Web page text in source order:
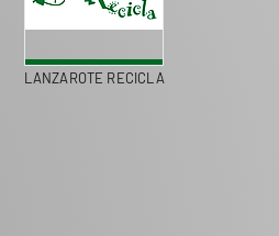
LANZAROTE RECICLA